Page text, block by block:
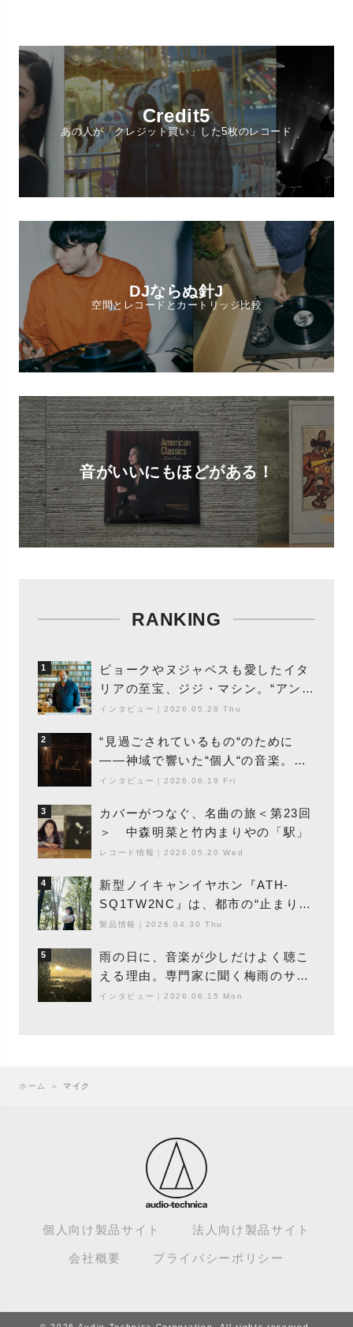
Credit5
あの人が「クレジット買い」した5枚のレコード
DJならぬ針J
空間とレコードとカートリッジ比較
音がいいにもほどがある！
RANKING
1
ビョークやヌジャベスも愛したイタ
リアの至宝、ジジ・マシン。“アンビ
エントの巨匠”が明かす創作の原点
インタビュー 2026.05.28 Thu
2
“見過ごされているもの“のために
――神域で響いた“個人“の音楽。冥
丁の『赤城 夜神楽』をレポート
インタビュー 2026.06.19 Fri
3
カバーがつなぐ、名曲の旅＜第23回
＞ 中森明菜と竹内まりやの「駅」
レコード情報 2026.05.20 Wed
4
新型ノイキャンイヤホン『ATH-
SQ1TW2NC』は、都市の“止まり
木”になり得るーシンガーソングライ
製品情報 2026.04.30 Thu
5
雨の日に、音楽が少しだけよく聴こ
える理由。専門家に聞く梅雨のサウ
ンドスケープ
インタビュー 2026.06.15 Mon
ホーム ＞ マイク
個人向け製品サイト 法人向け製品サイト
会社概要 プライバシーポリシー